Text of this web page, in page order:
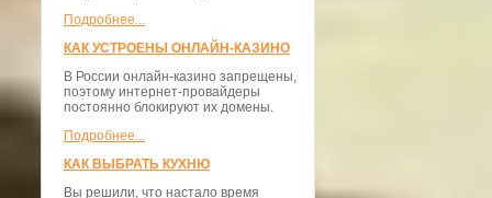
Подробнее...
КАК УСТРОЕНЫ ОНЛАЙН-КАЗИНО
В России онлайн-казино запрещены,
поэтому интернет-провайдеры
постоянно блокируют их домены.
Подробнее...
КАК ВЫБРАТЬ КУХНЮ
Вы решили, что настало время